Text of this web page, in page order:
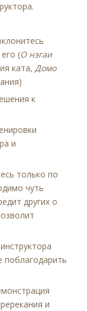
(О нэгаи
ката, Домо
к
и
только по
чуть
других о
поблагодарить
и